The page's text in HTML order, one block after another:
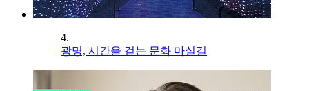
4.
광명, 시간을 걷는 문화 마실길